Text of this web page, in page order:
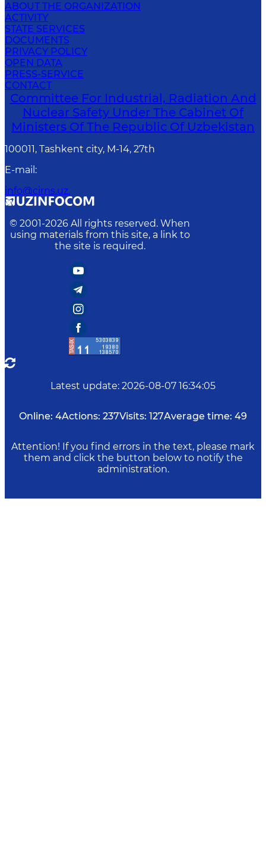
ABOUT THE ORGANIZATION
ACTIVITY
STATE SERVICES
DOCUMENTS
PRIVACY POLICY
OPEN DATA
PRESS-SERVICE
CONTACT
Committee For Industrial, Radiation And
Nuclear Safety Under The Cabinet Of
Ministers Of The Republic Of Uzbekistan
100011, Tashkent сity, M-14, 27th
E-mail :
info@cirns.uz.
© 2001-2026 All rights reserved. When
using materials from this site, a link to
the site is required.
Latest update: 2026-08-07 16:34:05
Online: 4Actions: 237Visits: 127Average time: 49
Attention! If you find errors in the text, please mark
them and click the button below to notify the
administration.